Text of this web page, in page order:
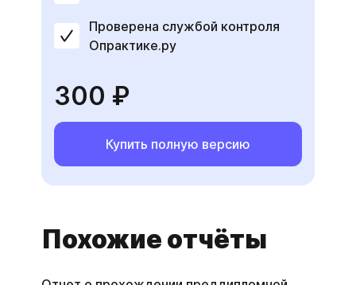
Проверена службой контроля
Опрактике.ру
300 ₽
Купить полную версию
Похожие отчёты